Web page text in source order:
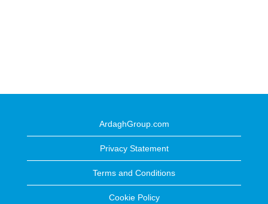
ArdaghGroup.com
Privacy Statement
Terms and Conditions
Cookie Policy